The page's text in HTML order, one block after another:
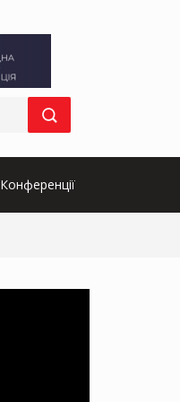
Конференції